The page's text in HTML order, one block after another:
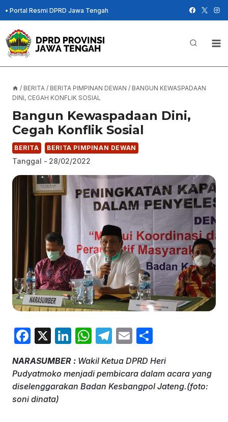
Skip
to
content
• Portal Resmi DPRD Jawa Tengah
/ BERITA / BERITA PIMPINAN DEWAN / BANGUN KEWASPADAAN
DINI, CEGAH KONFLIK SOSIAL
Bangun Kewaspadaan Dini,
Cegah Konflik Sosial
BERITA BERITA PIMPINAN DEWAN
Tanggal - 28/02/2022
F
c
e
b
X
Li
k
e
W
at
s
T
e
gr
E
ai
l
ar
e
NARASUMBER : Wakil Ketua DPRD Heri
Pudyatmoko menjadi pembicara dalam acara yang
diselenggarakan Badan Kesbangpol Jateng.(foto:
soni dinata)